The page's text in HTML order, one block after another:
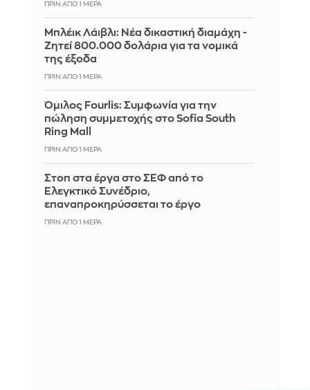
ΠΡΙΝ ΑΠΌ 1 ΜΈΡΑ
Μπλέικ Λάιβλι: Νέα δικαστική διαμάχη -
Ζητεί 800.000 δολάρια για τα νομικά
της έξοδα
ΠΡΙΝ ΑΠΌ 1 ΜΈΡΑ
Όμιλος Fourlis: Συμφωνία για την
πώληση συμμετοχής στο Sofia South
Ring Mall
ΠΡΙΝ ΑΠΌ 1 ΜΈΡΑ
Στοπ στα έργα στο ΣΕΦ από το
Ελεγκτικό Συνέδριο,
επαναπροκηρύσσεται το έργο
ΠΡΙΝ ΑΠΌ 1 ΜΈΡΑ